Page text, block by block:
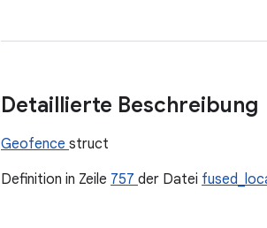
Detaillierte Beschreibung
Geofence struct
Definition in Zeile 757 der Datei